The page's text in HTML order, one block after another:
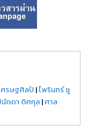
ศรษฐศิลป์ |ไพรินทร์ ชู
นัดดา ดิศกุล |ศาล